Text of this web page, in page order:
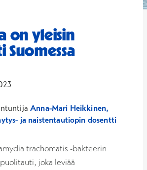
on yleisin
Suomessa
Anna-Mari Heikkinen,
ja naistentautiopin dosentti
trachomatis -bakteerin
joka leviää